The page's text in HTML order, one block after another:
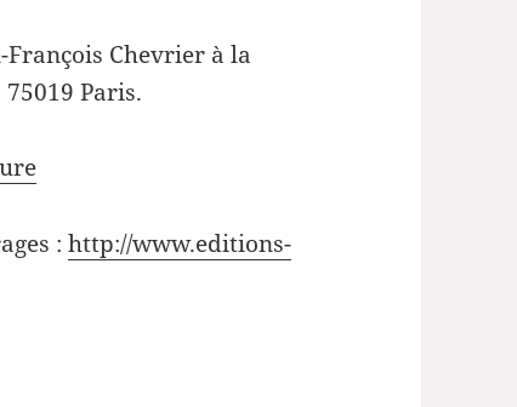
François Chevrier à la
Paris.
:http://www.editions-